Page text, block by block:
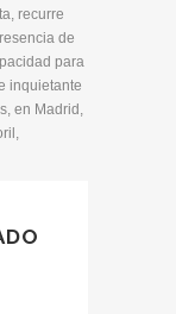
recurre
de
para
inquietante
en Madrid,